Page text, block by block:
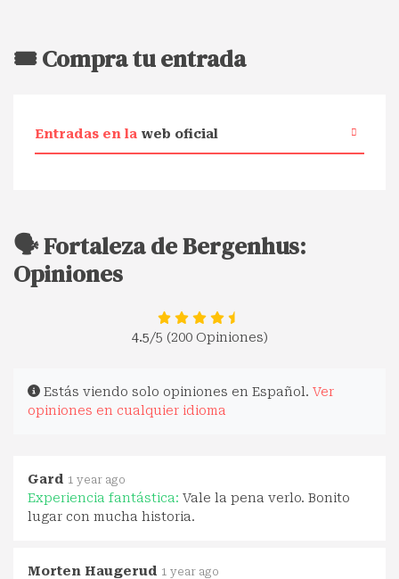
🎟️ Compra tu entrada
Entradas en la web oficial
🗣️ Fortaleza de Bergenhus:
Opiniones
4.5/5 (200 Opiniones)
Estás viendo solo opiniones en Español. Ver
opiniones en cualquier idioma
Gard 1 year ago
Experiencia fantástica: Vale la pena verlo. Bonito
lugar con mucha historia.
Morten Haugerud 1 year ago